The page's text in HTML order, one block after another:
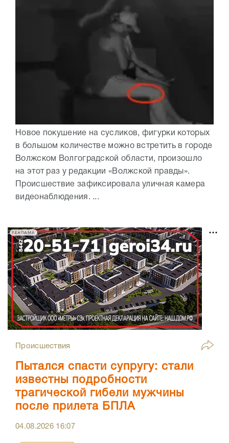
Новое покушение на сусликов, фигурки которых
в большом количестве можно встретить в городе
Волжском Волгоградской области, произошло
на этот раз у редакции «Волжской правды».
Происшествие зафиксировала уличная камера
видеонаблюдения. ...
РЕКЛАМА
Происшествия
Пытался спасти супругу: стали
известны подробности
трагической гибели мужчины
после прилета БПЛА
04.08.2026 16:07